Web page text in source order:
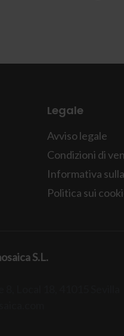
Legale
Avviso legale
Condizioni di
Informativa
Politica sui
S.L.